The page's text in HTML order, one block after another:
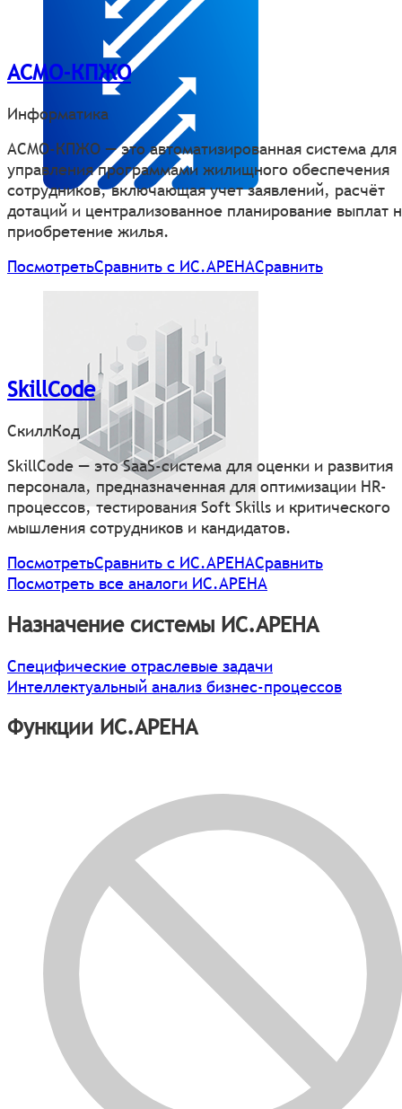
АСМО-КПЖО
Информатика
АСМО-КПЖО — это автоматизированная система для
управления программами жилищного обеспечения
сотрудников, включающая учет заявлений, расчёт
дотаций и централизованное планирование выплат
приобретение жилья.
ПосмотретьСравнить с ИС.АРЕНАСравнить
SkillCode
СкиллКод
SkillCode — это SaaS-система для оценки и развития
персонала, предназначенная для оптимизации HR-
процессов, тестирования Soft Skills и критического
мышления сотрудников и кандидатов.
ПосмотретьСравнить с ИС.АРЕНАСравнить
Посмотреть все аналоги ИС.АРЕНА
Назначение системы ИС.АРЕНА
Специфические отраслевые задачи
Интеллектуальный анализ бизнес-процессов
Функции ИС.АРЕНА